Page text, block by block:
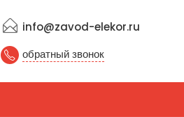
info@zavod-elekor.ru
обратный звонок